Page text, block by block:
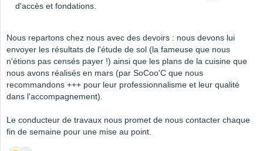
d'accès et fondations.
Nous repartons chez nous avec des devoirs : nous devons lui
envoyer les résultats de l'étude de sol (la fameuse que nous
n'étions pas censés payer !) ainsi que les plans de la cuisine que
nous avons réalisés en mars (par SoCoo'C que nous
recommandons +++ pour leur professionnalisme et leur qualité
dans l'accompagnement).
Le conducteur de travaux nous promet de nous contacter chaque
fin de semaine pour une mise au point.